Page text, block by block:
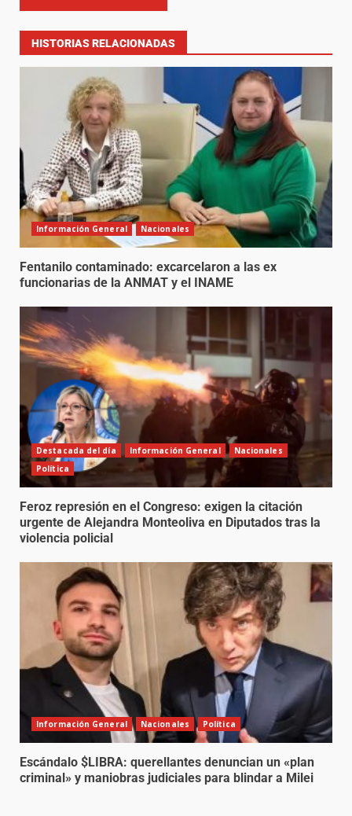
HISTORIAS RELACIONADAS
Información General Nacionales
Fentanilo contaminado: excarcelaron a las ex
funcionarias de la ANMAT y el INAME
Destacada del día Información General
Nacionales
Política
Feroz represión en el Congreso: exigen la citación
urgente de Alejandra Monteoliva en Diputados tras la
violencia policial
Información General Nacionales Política
Escándalo $LIBRA: querellantes denuncian un «plan
criminal» y maniobras judiciales para blindar a Milei